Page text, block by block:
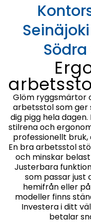
Glöm ryggsmärtor
arbetsstol som ger
dig pigg hela
stilrena och
professionellt
En bra arbetsstol
och minskar
Justerbara
som passar just
hemifrån eller
modeller finns
Investera i ditt
betalar